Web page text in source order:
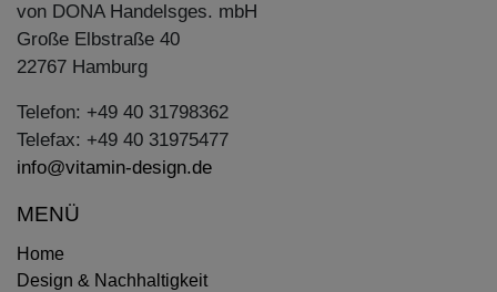
von DONA Handelsges. mbH
Große Elbstraße 40
22767 Hamburg
Telefon: +49 40 31798362
Telefax: +49 40 31975477
info@vitamin-design.de
MENÜ
Home
Design & Nachhaltigkeit